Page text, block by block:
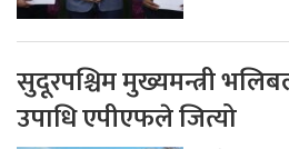
सुदूरपश्चिम मुख्यमन्त्री
उपाधि एपीएफले जित्यो